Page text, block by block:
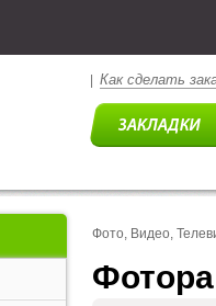
Как сделать
Фото, Видео,